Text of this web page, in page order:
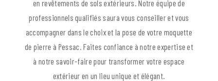
en revêtements de sols extérieurs. Notre équipe de
professionnels qualifiés saura vous conseiller et vous
accompagner dans le choix et la pose de votre moquette
de pierre à Pessac. Faites confiance à notre expertise et
à notre savoir-faire pour transformer votre espace
extérieur en un lieu unique et élégant.